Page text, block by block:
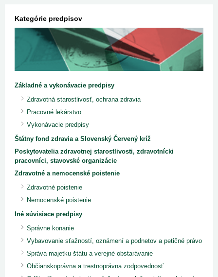
Kategórie predpisov
Základné a vykonávacie predpisy
Zdravotná starostlivosť, ochrana zdravia
Pracovné lekárstvo
Vykonávacie predpisy
Štátny fond zdravia a Slovenský Červený kríž
Poskytovatelia zdravotnej starostlivosti, zdravotnícki
pracovníci, stavovské organizácie
Zdravotné a nemocenské poistenie
Zdravotné poistenie
Nemocenské poistenie
Iné súvisiace predpisy
Správne konanie
Vybavovanie sťažností, oznámení a podnetov a petičné právo
Správa majetku štátu a verejné obstarávanie
Občianskoprávna a trestnoprávna zodpovednosť